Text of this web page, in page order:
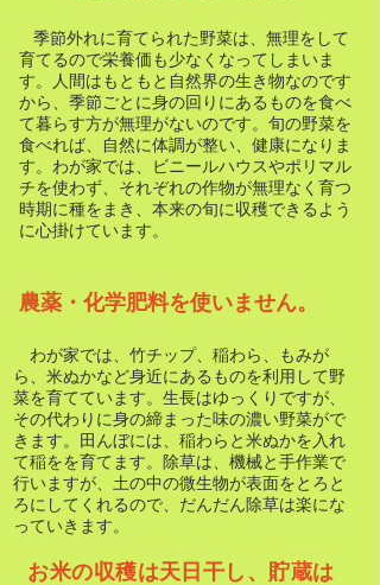
季節外れに育てられた野菜は、無理をして
育てるので栄養価も少なくなってしまいま
す。人間はもともと自然界の生き物なのです
から、季節ごとに身の回りにあるものを食べ
て暮らす方が無理がないのです。旬の野菜を
食べれば、自然に体調が整い、健康になりま
す。わが家では、ビニールハウスやポリマル
チを使わず、それぞれの作物が無理なく育つ
時期に種をまき、本来の旬に収穫できるよう
に心掛けています。
​農薬・化学肥料を使いません。
​ わが家では、竹チップ、稲わら、もみが
ら、米ぬかなど身近にあるものを利用して野
菜を育てています。生長はゆっくりですが、
その代わりに身の締まった味の濃い野菜がで
きます。田んぼには、稲わらと米ぬかを入れ
て稲をを育てます。除草は、機械と手作業で
行いますが、土の中の微生物が表面をとろと
ろにしてくれるので、だんだん除草は楽にな
っていきます。
​お米の収穫は天日干し、貯蔵は